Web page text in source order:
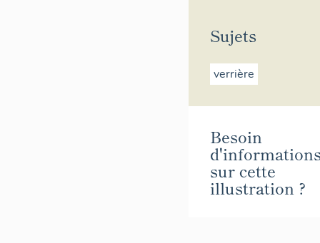
Sujets
verrière
Besoin
sur cette
illustration ?